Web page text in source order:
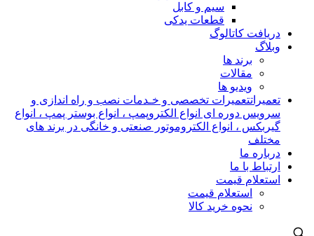
سیم و کابل
قطعات یدکی
دریافت کاتالوگ
وبلاگ
برند ها
مقالات
ویدیو ها
تعمیراتتعمیرات تخصصی و خـدمات نصب و راه اندازی و
سرویس دوره ای انواع الکتروپمپ ، انواع بوستر پمپ ، انواع
گیربکس ، انواع الکتروموتور صنعتی و خانگی در برند های
مختلف
درباره ما
ارتباط با ما
استعلام قیمت
استعلام قیمت
نحوه خرید کالا